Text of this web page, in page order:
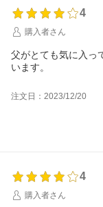
4
購入者さん
父がとても気に入っ
います。
注文日：2023/12/20
4
購入者さん